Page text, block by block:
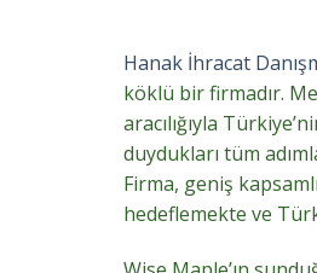
Hanak İhracat
köklü bir firmadır.
aracılığıyla
duydukları tüm
Firma, geniş
hedeflemekte ve